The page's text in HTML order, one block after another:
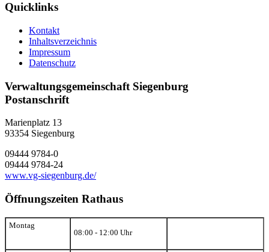
Quicklinks
Kontakt
Inhaltsverzeichnis
Impressum
Datenschutz
Verwaltungsgemeinschaft Siegenburg
Postanschrift
Marienplatz 13
93354 Siegenburg
09444 9784-0
09444 9784-24
www.vg-siegenburg.de/
Öffnungszeiten Rathaus
Montag
08:00 - 12:00 Uhr